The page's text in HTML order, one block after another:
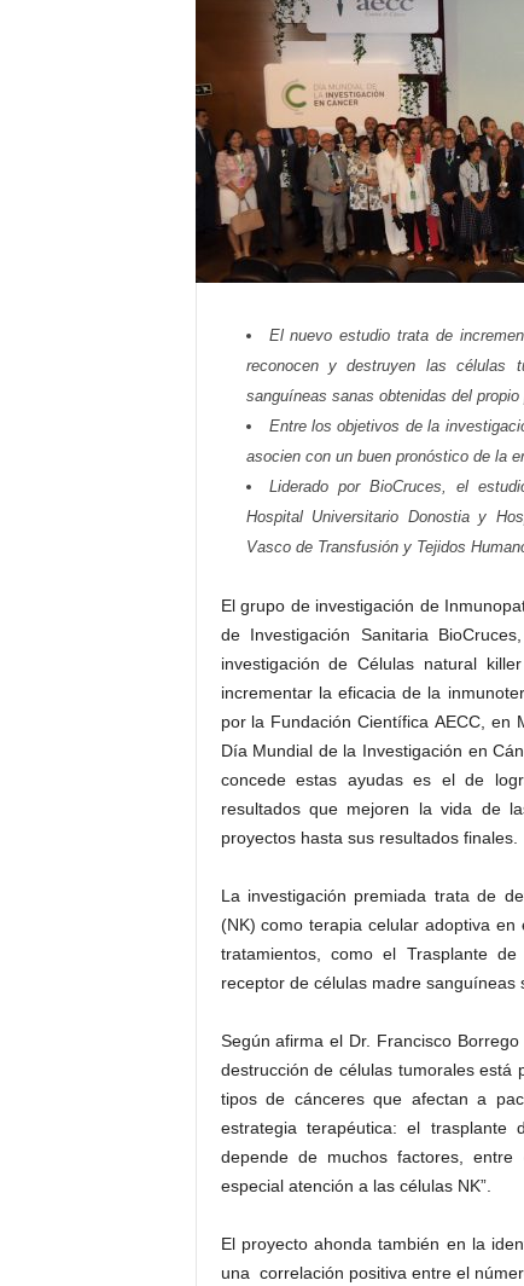
R
U
C
S
El nuevo estudio trata de
reconocen y destruyen las células
sanguíneas sanas obtenidas del propio
Entre los objetivos de la
asocien con un buen pronóstico de la
Liderado por BioCruces, el
Hospital Universitario Donostia y
Vasco de Transfusión y Tejidos
El grupo de investigación de
de Investigación Sanitaria
investigación de Células natural
incrementar la eficacia de la
por la Fundación Científica AECC, en
Día Mundial de la Investigación en
concede estas ayudas es el de
resultados que mejoren la vida de
proyectos hasta sus resultados finales.
La investigación premiada trata de
(NK) como terapia celular adoptiva
tratamientos, como el Trasplante
receptor de células madre sanguíneas
Según afirma el Dr. Francisco
destrucción de células tumorales está
tipos de cánceres que afectan a
estrategia terapéutica: el trasplante
depende de muchos factores,
especial atención a las células NK”.
El proyecto ahonda también en la
una correlación positiva entre el